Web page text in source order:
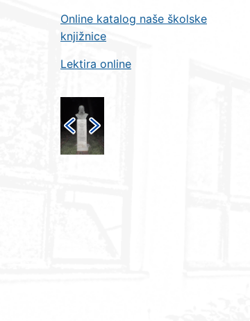
Online katalog naše školske
knjižnice
Lektira online